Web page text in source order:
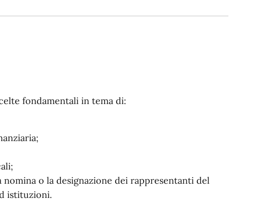
fondamentali in tema di:
o la designazione dei rappresentanti del
istituzioni.